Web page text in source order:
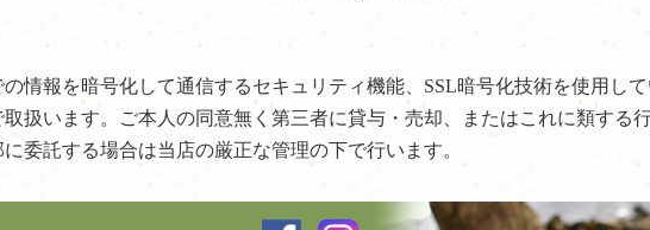
情報を暗号化して通信するセキュリティ機能、SSL暗号化技術を使用し
扱います。ご本人の同意無く第三者に貸与・売却、またはこれに類する
委託する場合は当店の厳正な管理の下で行います。